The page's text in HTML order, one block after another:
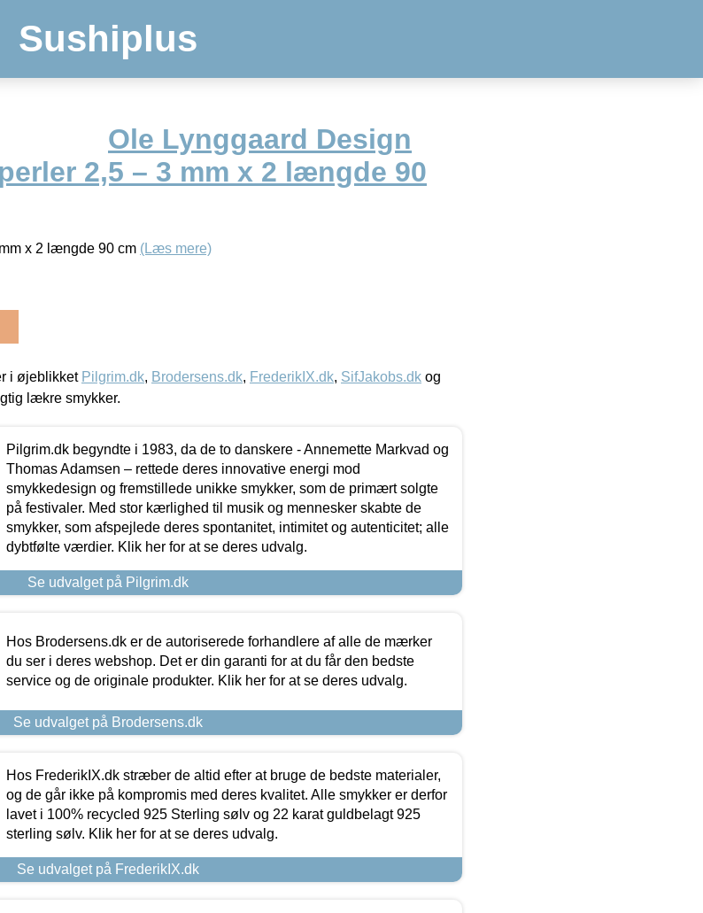
Sushiplus
Ole Lynggaard Design
2,5 – 3 mm x 2 længde 90
x 2 længde 90 cm (Læs mere)
i øjeblikket Pilgrim.dk, Brodersens.dk, FrederikIX.dk, SifJakobs.dk og
lækre smykker.
Pilgrim.dk begyndte i 1983, da de to danskere - Annemette Markvad og
Thomas Adamsen – rettede deres innovative energi mod
smykkedesign og fremstillede unikke smykker, som de primært solgte
på festivaler. Med stor kærlighed til musik og mennesker skabte de
smykker, som afspejlede deres spontanitet, intimitet og autenticitet; alle
dybtfølte værdier. Klik her for at se deres udvalg.
Se udvalget på Pilgrim.dk
Hos Brodersens.dk er de autoriserede forhandlere af alle de mærker
du ser i deres webshop. Det er din garanti for at du får den bedste
service og de originale produkter. Klik her for at se deres udvalg.
Se udvalget på Brodersens.dk
Hos FrederikIX.dk stræber de altid efter at bruge de bedste materialer,
og de går ikke på kompromis med deres kvalitet. Alle smykker er derfor
lavet i 100% recycled 925 Sterling sølv og 22 karat guldbelagt 925
sterling sølv. Klik her for at se deres udvalg.
Se udvalget på FrederikIX.dk